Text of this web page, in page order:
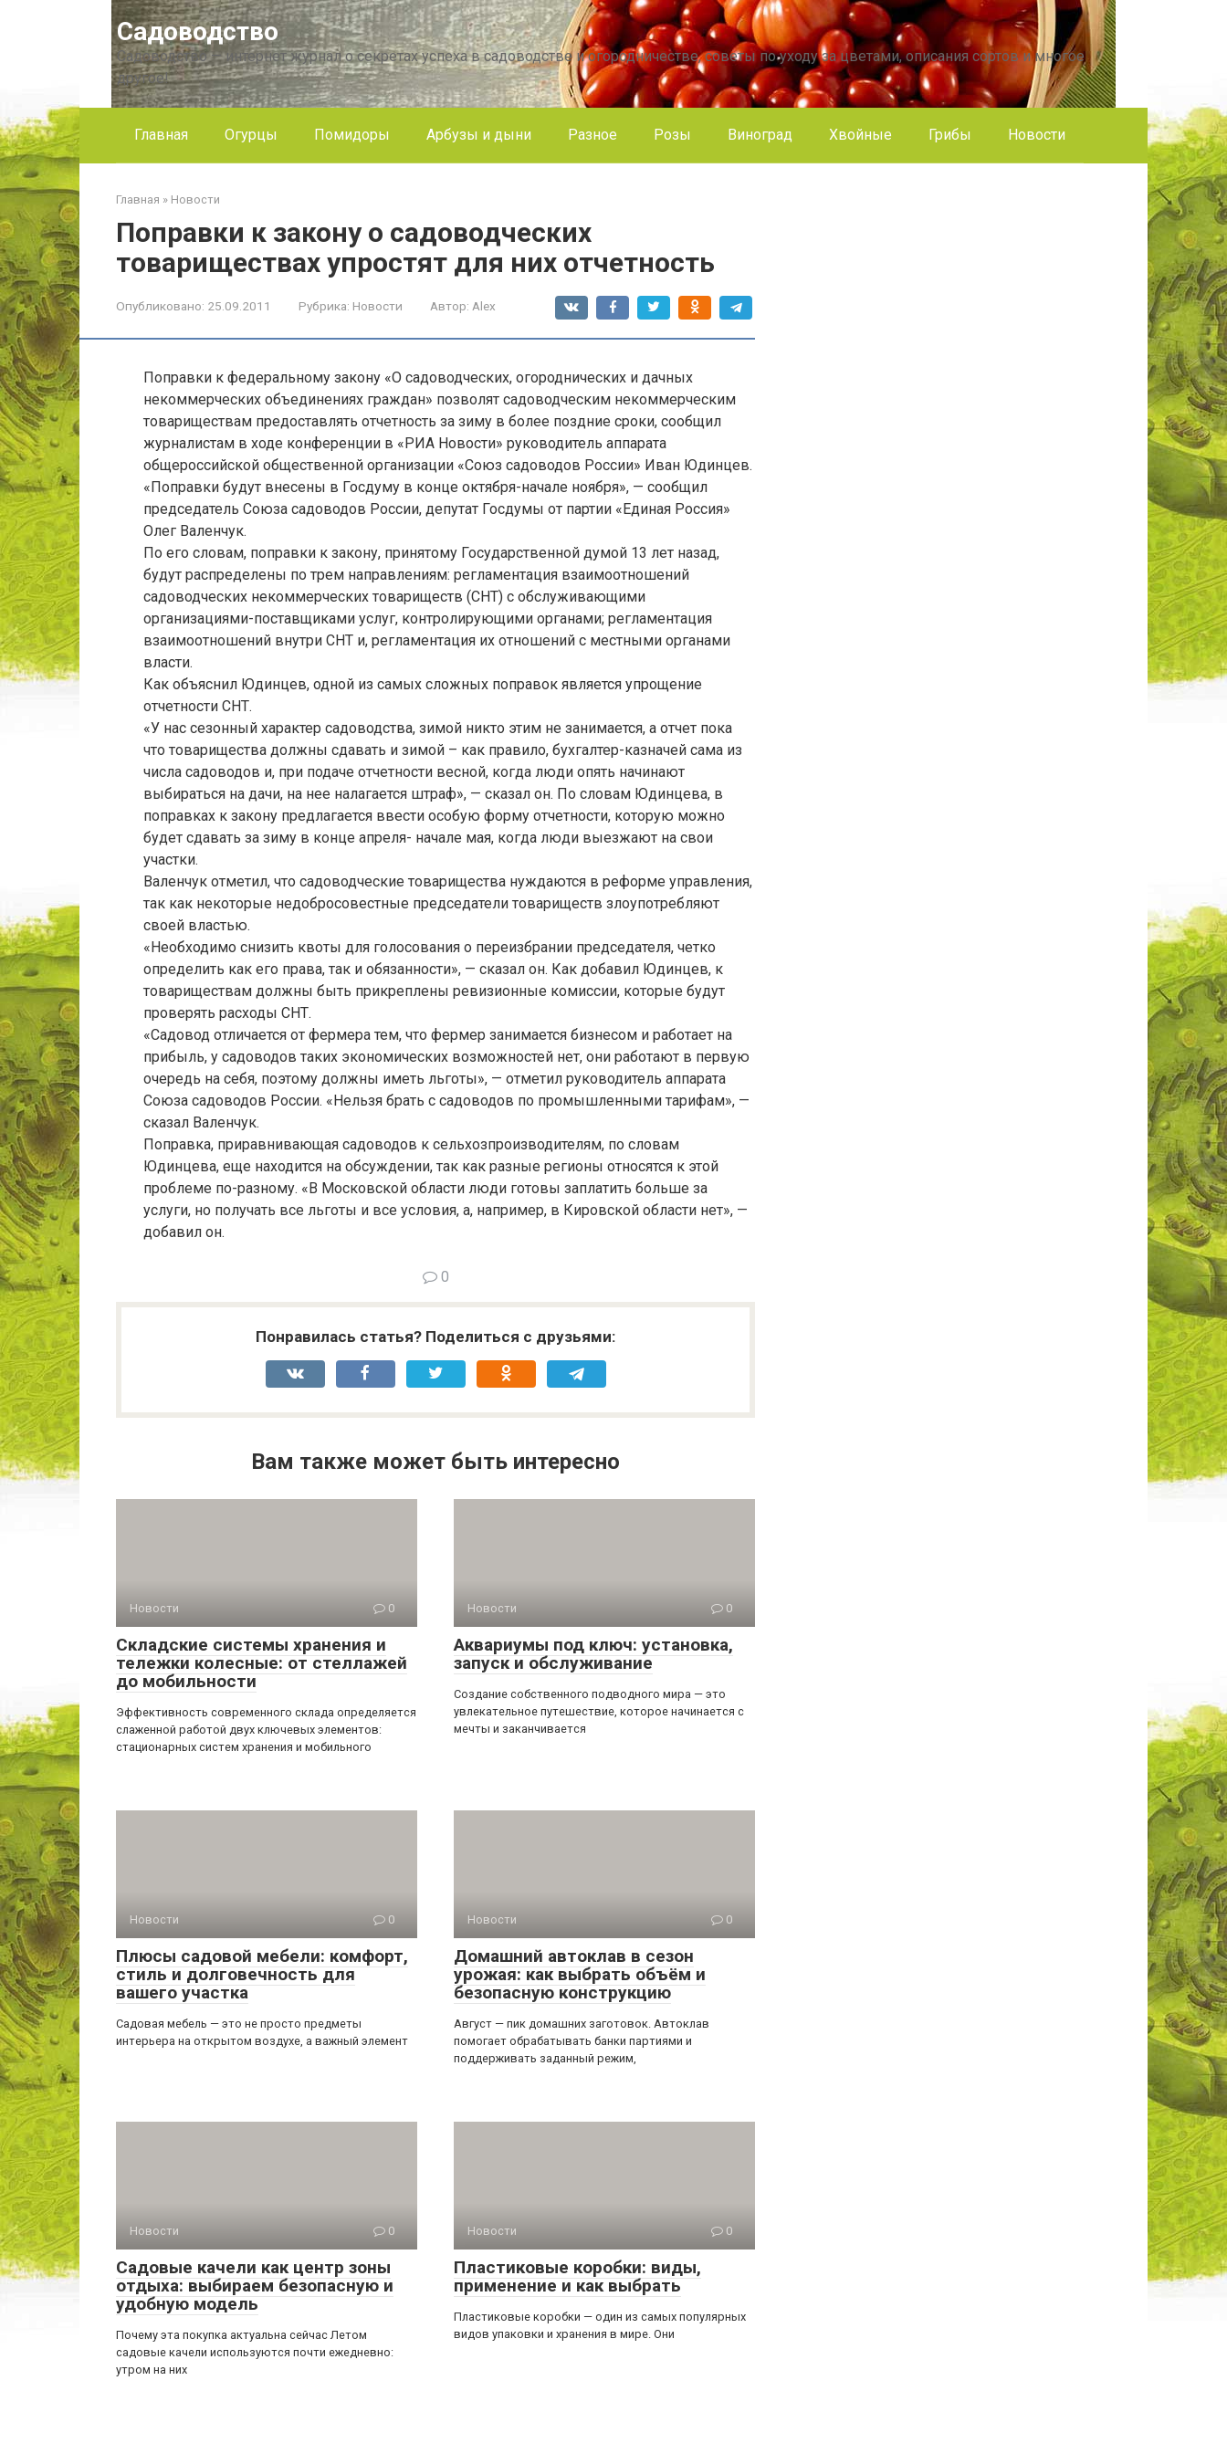
Садоводство
Садоводство — интернет журнал о секретах успеха в садоводстве и огородничестве, советы по уходу за цветами, описания сортов и многое
другое!
Главная Огурцы Помидоры Арбузы и дыни Разное Розы Виноград Хвойные Грибы Новости
Главная » Новости
Поправки к закону о садоводческих
товариществах упростят для них отчетность
Опубликовано: 25.09.2011 Рубрика: Новости Автор: Alex
Поправки к федеральному закону «О садоводческих, огороднических и дачных
некоммерческих объединениях граждан» позволят садоводческим некоммерческим
товариществам предоставлять отчетность за зиму в более поздние сроки, сообщил
журналистам в ходе конференции в «РИА Новости» руководитель аппарата
общероссийской общественной организации «Союз садоводов России» Иван Юдинцев.
«Поправки будут внесены в Госдуму в конце октября-начале ноября», — сообщил
председатель Союза садоводов России, депутат Госдумы от партии «Единая Россия»
Олег Валенчук.
По его словам, поправки к закону, принятому Государственной думой 13 лет назад,
будут распределены по трем направлениям: регламентация взаимоотношений
садоводческих некоммерческих товариществ (СНТ) с обслуживающими
организациями-поставщиками услуг, контролирующими органами; регламентация
взаимоотношений внутри СНТ и, регламентация их отношений с местными органами
власти.
Как объяснил Юдинцев, одной из самых сложных поправок является упрощение
отчетности СНТ.
«У нас сезонный характер садоводства, зимой никто этим не занимается, а отчет пока
что товарищества должны сдавать и зимой – как правило, бухгалтер-казначей сама из
числа садоводов и, при подаче отчетности весной, когда люди опять начинают
выбираться на дачи, на нее налагается штраф», — сказал он. По словам Юдинцева, в
поправках к закону предлагается ввести особую форму отчетности, которую можно
будет сдавать за зиму в конце апреля- начале мая, когда люди выезжают на свои
участки.
Валенчук отметил, что садоводческие товарищества нуждаются в реформе управления,
так как некоторые недобросовестные председатели товариществ злоупотребляют
своей властью.
«Необходимо снизить квоты для голосования о переизбрании председателя, четко
определить как его права, так и обязанности», — сказал он. Как добавил Юдинцев, к
товариществам должны быть прикреплены ревизионные комиссии, которые будут
проверять расходы СНТ.
«Садовод отличается от фермера тем, что фермер занимается бизнесом и работает на
прибыль, у садоводов таких экономических возможностей нет, они работают в первую
очередь на себя, поэтому должны иметь льготы», — отметил руководитель аппарата
Союза садоводов России. «Нельзя брать с садоводов по промышленными тарифам», —
сказал Валенчук.
Поправка, приравнивающая садоводов к сельхозпроизводителям, по словам
Юдинцева, еще находится на обсуждении, так как разные регионы относятся к этой
проблеме по-разному. «В Московской области люди готовы заплатить больше за
услуги, но получать все льготы и все условия, а, например, в Кировской области нет», —
добавил он.
0
Понравилась статья? Поделиться с друзьями:
Вам также может быть интересно
Новости 0
Складские системы хранения и
тележки колесные: от стеллажей
до мобильности
Эффективность современного склада определяется
слаженной работой двух ключевых элементов:
стационарных систем хранения и мобильного
Новости 0
Аквариумы под ключ: установка,
запуск и обслуживание
Создание собственного подводного мира — это
увлекательное путешествие, которое начинается с
мечты и заканчивается
Новости 0
Плюсы садовой мебели: комфорт,
стиль и долговечность для
вашего участка
Садовая мебель — это не просто предметы
интерьера на открытом воздухе, а важный элемент
Новости 0
Домашний автоклав в сезон
урожая: как выбрать объём и
безопасную конструкцию
Август — пик домашних заготовок. Автоклав
помогает обрабатывать банки партиями и
поддерживать заданный режим,
Новости 0
Садовые качели как центр зоны
отдыха: выбираем безопасную и
удобную модель
Почему эта покупка актуальна сейчас Летом
садовые качели используются почти ежедневно:
утром на них
Новости 0
Пластиковые коробки: виды,
применение и как выбрать
Пластиковые коробки — один из самых популярных
видов упаковки и хранения в мире. Они